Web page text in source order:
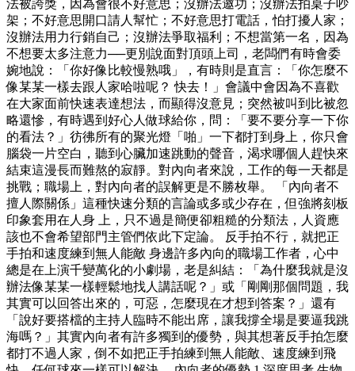
法被誇獎，因為會很不好意思；沒辦法邀功；沒辦法拍桌子吵
架；不好意思開口請人幫忙；不好意思打電話，怕打擾人家；
沒辦法用力行銷自己；沒辦法爭取福利；不想當第一名，因為
不想要太多注意力──更別說面對頂頭上司，老闆們有時會委
婉地說：「你好像比較慢熟哦」，有時則是直言：「你怎麼不
像某某一樣去跟人家哈啦呢？ 快去！」會議中會因為不喜歡
在大家面前快速表達想法，而顯得沒意見；突然被叫到比被忽
略還慘，有時遇到好心人做球給你，問：「要不要分享一下你
的看法？」彷彿所有的聚光燈「啪」一下都打到身上，你只會
腦袋一片空白，聽到心臟加速跳動的聲音，渴求哪個人趕快來
結束這漫長而難熬的寂靜。對內向者來說，工作的每一天都是
挑戰；職場上，對內向者的誤解更是不勝枚舉。 「內向者不
擅人際關係」這種快速分類的言論或多或少存在，但強將刻板
印象套用在人身 上，只不過是簡便卻粗糙的分類法，人資應
該也不會希望部門主管們依此下定論。 反手拍不行，就把正
手拍和速度練到無人能敵 身邊許多內向的職場工作者，心中
總是在上演千變萬化的小劇場，老是糾結：「為什麼我就是沒
辦法像某某一樣輕鬆地找人講話呢？」或「剛剛那個問題，我
其實可以回答出來的，可惡，怎麼現在才想到答案？」還有
「說好要搭檔的主持人臨時不能出席，讓我撐全場是要逼我跳
海嗎？」其實內向者有許多獨到的優勢，與其想著反手拍怎麼
都打不過人家，倒不如把正手拍練到無人能敵、速度練到飛